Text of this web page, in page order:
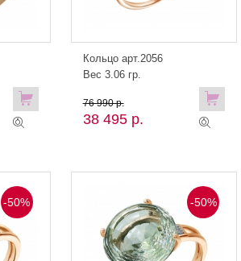
Кольцо арт.2056
Вес 3.06 гр.
38 495 р.
76 990 р.
-50% -50%